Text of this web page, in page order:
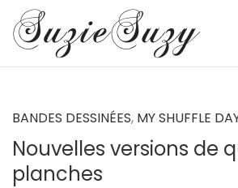
content
SuzieSuzy
Sketch • Watercolor • Illustration •
BANDES DESSINÉES, MY SHUFFLE
Nouvelles versions de
planches